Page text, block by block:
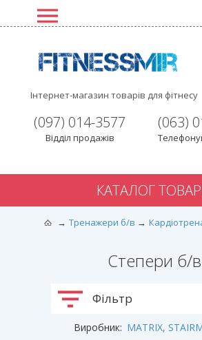
Інтернет-магазин товарів для фітнесу
(063)
(097) 014-3577
Відділ продажів
КАТАЛОГ
Тренажери б/в
Степери б/в
Фільтр
Виробник: MATRIX,